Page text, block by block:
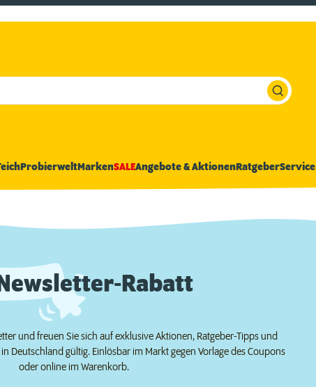
ProbierweltMarkenSALEAngebote & AktionenRatgeberService
Newsletter-Rabatt
und freuen Sie sich auf exklusive Aktionen, Ratgeber-Tipps und
Deutschland gültig. Einlösbar im Markt gegen Vorlage des Coupons
oder online im Warenkorb.